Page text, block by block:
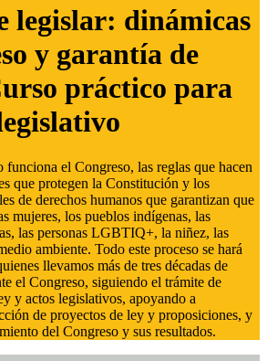
legislar: dinámicas
y garantía de
práctico para
funciona el Congreso, las reglas que hacen
que protegen la Constitución y los
de derechos humanos que garantizan que
mujeres, los pueblos indígenas, las
las personas LGBTIQ+, la niñez, las
ambiente. Todo este proceso se hará
llevamos más de tres décadas de
el Congreso, siguiendo el trámite de
y actos legislativos, apoyando a
de proyectos de ley y proposiciones, y
del Congreso y sus resultados.